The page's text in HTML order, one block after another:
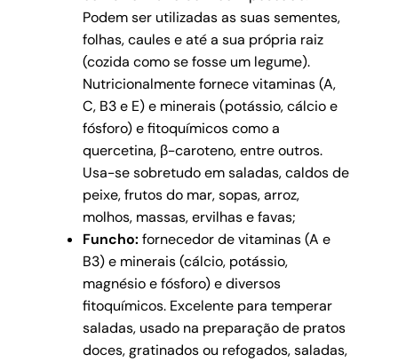
Podem ser utilizadas as suas sementes,
folhas, caules e até a sua própria raiz
(cozida como se fosse um legume).
Nutricionalmente fornece vitaminas (A,
C, B3 e E) e minerais (potássio, cálcio e
fósforo) e fitoquímicos como a
quercetina, β-caroteno, entre outros.
Usa-se sobretudo em saladas, caldos de
peixe, frutos do mar, sopas, arroz,
molhos, massas, ervilhas e favas;
Funcho:fornecedor de vitaminas (A e
B3) e minerais (cálcio, potássio,
magnésio e fósforo) e diversos
fitoquímicos. Excelente para temperar
saladas, usado na preparação de pratos
doces, gratinados ou refogados, saladas,